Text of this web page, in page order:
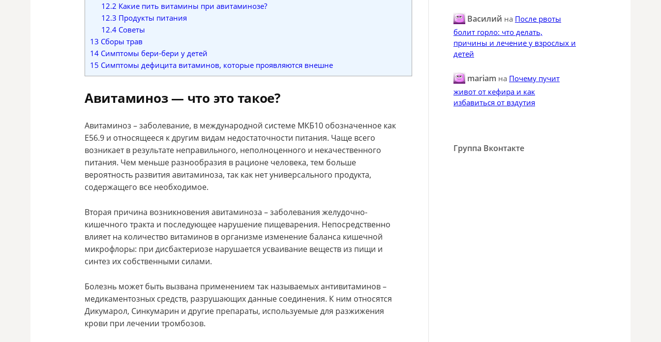
12.2 Какие пить витамины при авитаминозе?
12.3 Продукты питания
12.4Советы
13 Сборы трав
14 Симптомы бери-бери у детей
15 Симптомы дефицита витаминов, которые проявляются внешне
Авитаминоз — что это такое?
Авитаминоз – заболевание, в международной системе МКБ10 обозначенное как
Е56.9 и относящееся к другим видам недостаточности питания. Чаще всего
возникает в результате неправильного, неполноценного и некачественного
питания. Чем меньше разнообразия в рационе человека, тем больше
вероятность развития авитаминоза, так как нет универсального продукта,
содержащего все необходимое.
Вторая причина возникновения авитаминоза – заболевания желудочно-
кишечного тракта и последующее нарушение пищеварения. Непосредственно
влияет на количество витаминов в организме изменение баланса кишечной
микрофлоры: при дисбактериозе нарушается усваивание веществ из пищи и
синтез их собственными силами.
Болезнь может быть вызвана применением так называемых антивитаминов –
медикаментозных средств, разрушающих данные соединения. К ним относятся
Дикумарол, Синкумарин и другие препараты, используемые для разжижения
крови при лечении тромбозов.
Василий на После рвоты
болит горло: что делать,
причины и лечение у взрослых и
детей
mariam на Почему пучит
живот от кефира и как
избавиться от вздутия
Группа Вконтакте